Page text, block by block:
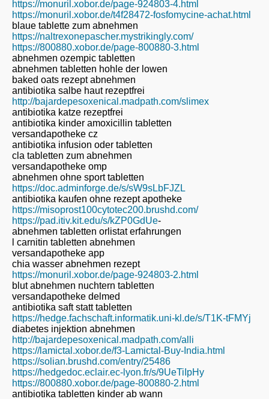
https://monuril.xobor.de/page-924803-4.html
https://monuril.xobor.de/t4f28472-fosfomycine-achat.html
blaue tablette zum abnehmen
https://naltrexonepascher.mystrikingly.com/
https://800880.xobor.de/page-800880-3.html
abnehmen ozempic tabletten
abnehmen tabletten hohle der lowen
baked oats rezept abnehmen
antibiotika salbe haut rezeptfrei
http://bajardepesoxenical.madpath.com/slimex
antibiotika katze rezeptfrei
antibiotika kinder amoxicillin tabletten
versandapotheke cz
antibiotika infusion oder tabletten
cla tabletten zum abnehmen
versandapotheke omp
abnehmen ohne sport tabletten
https://doc.adminforge.de/s/sW9sLbFJZL
antibiotika kaufen ohne rezept apotheke
https://misoprost100cytotec200.brushd.com/
https://pad.itiv.kit.edu/s/kZP0GdUe-
abnehmen tabletten orlistat erfahrungen
l carnitin tabletten abnehmen
versandapotheke app
chia wasser abnehmen rezept
https://monuril.xobor.de/page-924803-2.html
blut abnehmen nuchtern tabletten
versandapotheke delmed
antibiotika saft statt tabletten
https://hedge.fachschaft.informatik.uni-kl.de/s/T1K-tFMYj
diabetes injektion abnehmen
http://bajardepesoxenical.madpath.com/alli
https://lamictal.xobor.de/f3-Lamictal-Buy-India.html
https://solian.brushd.com/entry/25486
https://hedgedoc.eclair.ec-lyon.fr/s/9UeTiIpHy
https://800880.xobor.de/page-800880-2.html
antibiotika tabletten kinder ab wann